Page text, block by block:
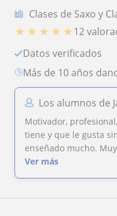
Clases de Saxo y
★ ★ ★ ★ ★12
Datos verificados
más de 10 años
Los alumnos de
Motivador,
tiene y que le gusta
enseñado mucho.
Ver más